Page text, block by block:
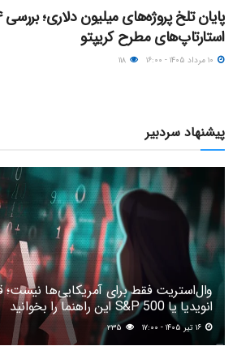
استارتاپ‌های مطرح کریپتو
پیشنهاد سردبیر
وال‌استریت فقط برای آمریکایی‌ها نیست؛
انویدیا یا S&P 500 این راهنما را بخوانید
۲۳۵